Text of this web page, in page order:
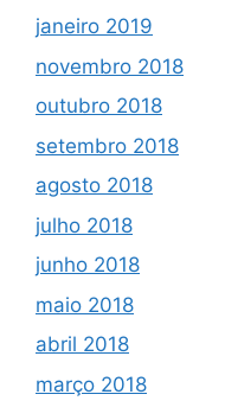
janeiro 2019
novembro 2018
outubro 2018
setembro 2018
agosto 2018
julho 2018
junho 2018
maio 2018
abril 2018
março 2018